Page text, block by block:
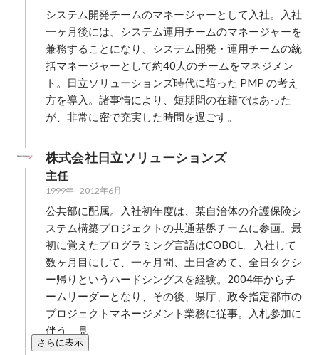
ハードルが
Brushup
るような仕
が気軽にオ
をチェック
目指します。
システム開発チームのマネージャーとして入社。入社
一ヶ月後には、システム運用チームのマネージャーを
兼務することになり、システム開発・運用チームの統
括マネージャーとして約40人のチームをマネジメン
ト。日立ソリューションズ時代に培った PMP の考え
方を導入。諸事情により、短期間の在籍ではあった
が、非常に密で充実した時間を過ごす。
株式会社日立ソリューションズ
主任
1999年- 2012年6月
公共部に配属。入社初年度は、某自治体の介護保険シ
ステム構築プロジェクトの共通基盤チームに参画。最
初に覚えたプログラミング言語はCOBOL。入社して
数ヶ月目にして、一ヶ月間、土日含めて、全日タクシ
ー帰りというハードシングスを経験。2004年からチ
ームリーダーとなり、その後、県庁、政令指定都市の
プロジェクトマネージメント業務に従事。入札参加に
伴う、見
さらに表示